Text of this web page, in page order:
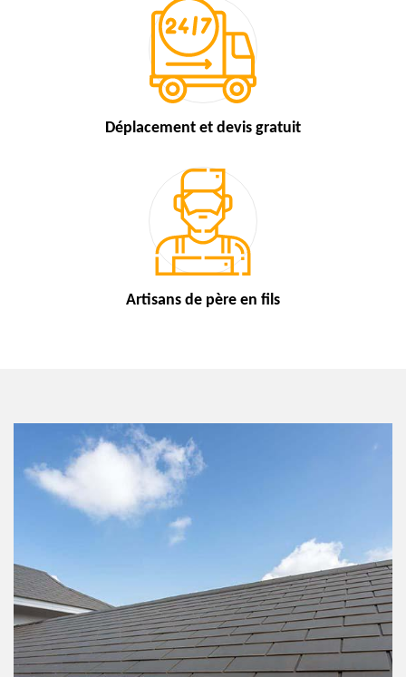
Déplacement et devis gratuit
Artisans de père en fils